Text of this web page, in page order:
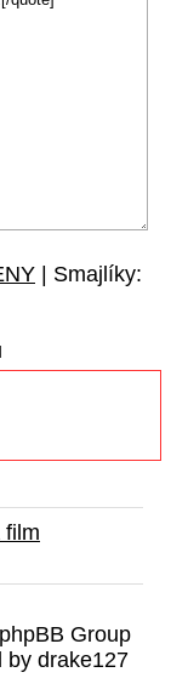
| Smajlíky:
film
Group
by drake127